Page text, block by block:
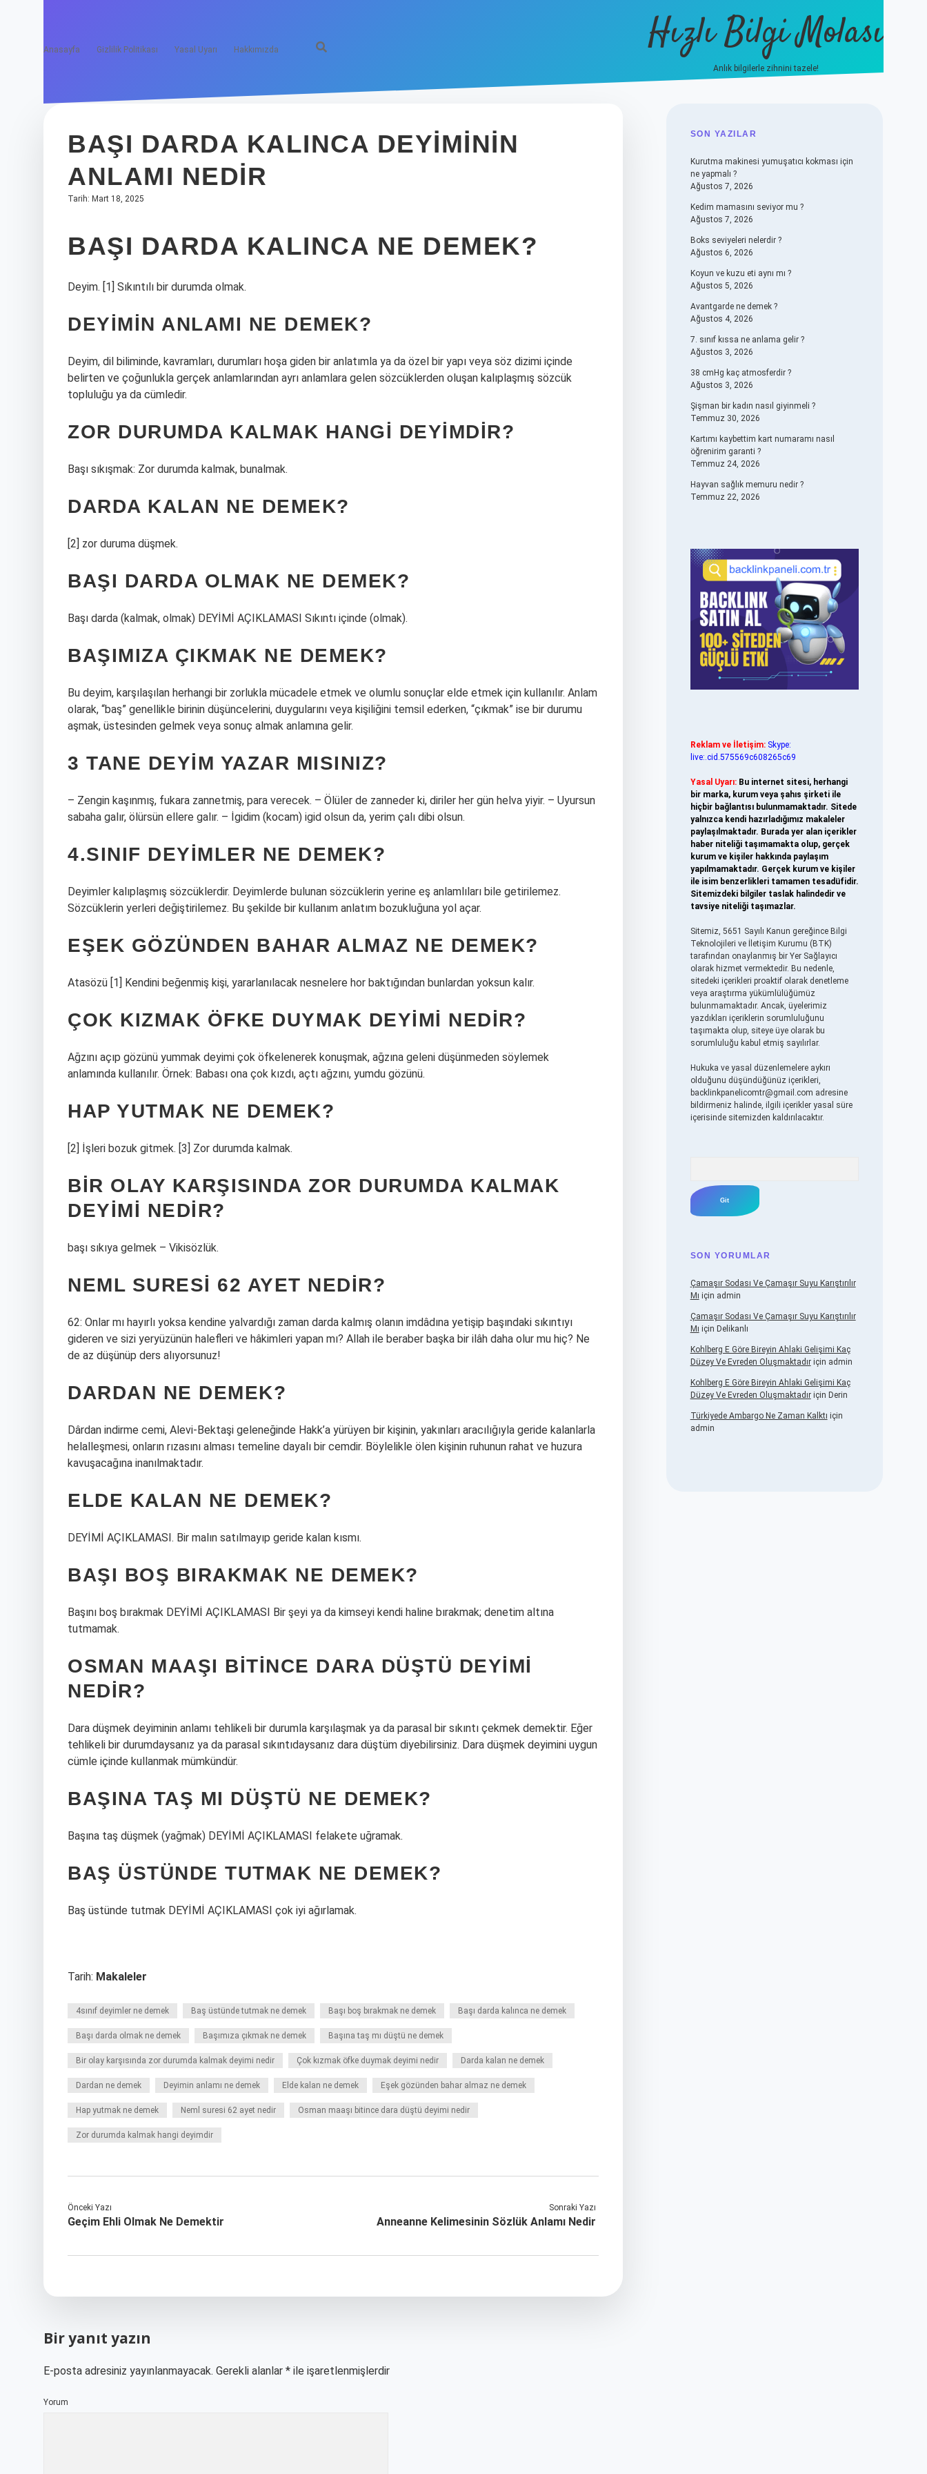
Anasayfa Gizlilik Politikası Yasal Uyarı Hakkımızda Hızlı Bilgi Molası
Anlık bilgilerle zihnini tazele!
BAŞI DARDA KALINCA DEYIMININ
ANLAMI NEDIR
Tarih: Mart 18, 2025
BAŞI DARDA KALINCA NE DEMEK?
Deyim. [1] Sıkıntılı bir durumda olmak.
DEYIMIN ANLAMI NE DEMEK?
Deyim, dil biliminde, kavramları, durumları hoşa giden bir anlatımla ya da özel bir yapı veya söz dizimi içinde
belirten ve çoğunlukla gerçek anlamlarından ayrı anlamlara gelen sözcüklerden oluşan kalıplaşmış sözcük
topluluğu ya da cümledir.
ZOR DURUMDA KALMAK HANGI DEYIMDIR?
Başı sıkışmak: Zor durumda kalmak, bunalmak.
DARDA KALAN NE DEMEK?
[2] zor duruma düşmek.
BAŞI DARDA OLMAK NE DEMEK?
Başı darda (kalmak, olmak) DEYİMİ AÇIKLAMASI Sıkıntı içinde (olmak).
BAŞIMIZA ÇIKMAK NE DEMEK?
Bu deyim, karşılaşılan herhangi bir zorlukla mücadele etmek ve olumlu sonuçlar elde etmek için kullanılır. Anlam
olarak, “baş” genellikle birinin düşüncelerini, duygularını veya kişiliğini temsil ederken, “çıkmak” ise bir durumu
aşmak, üstesinden gelmek veya sonuç almak anlamına gelir.
3 TANE DEYIM YAZAR MISINIZ?
– Zengin kaşınmış, fukara zannetmiş, para verecek. – Ölüler de zanneder ki, diriler her gün helva yiyir. – Uyursun
sabaha galır, ölürsün ellere galır. – İgidim (kocam) igid olsun da, yerim çalı dibi olsun.
4.SINIF DEYIMLER NE DEMEK?
Deyimler kalıplaşmış sözcüklerdir. Deyimlerde bulunan sözcüklerin yerine eş anlamlıları bile getirilemez.
Sözcüklerin yerleri değiştirilemez. Bu şekilde bir kullanım anlatım bozukluğuna yol açar.
EŞEK GÖZÜNDEN BAHAR ALMAZ NE DEMEK?
Atasözü [1] Kendini beğenmiş kişi, yararlanılacak nesnelere hor baktığından bunlardan yoksun kalır.
ÇOK KIZMAK ÖFKE DUYMAK DEYIMI NEDIR?
Ağzını açıp gözünü yummak deyimi çok öfkelenerek konuşmak, ağzına geleni düşünmeden söylemek
anlamında kullanılır. Örnek: Babası ona çok kızdı, açtı ağzını, yumdu gözünü.
HAP YUTMAK NE DEMEK?
[2] İşleri bozuk gitmek. [3] Zor durumda kalmak.
BIR OLAY KARŞISINDA ZOR DURUMDA KALMAK
DEYIMI NEDIR?
başı sıkıya gelmek – Vikisözlük.
NEML SURESI 62 AYET NEDIR?
62: Onlar mı hayırlı yoksa kendine yalvardığı zaman darda kalmış olanın imdâdına yetişip başındaki sıkıntıyı
gideren ve sizi yeryüzünün halefleri ve hâkimleri yapan mı? Allah ile beraber başka bir ilâh daha olur mu hiç? Ne
de az düşünüp ders alıyorsunuz!
DARDAN NE DEMEK?
Dârdan indirme cemi, Alevi-Bektaşi geleneğinde Hakk’a yürüyen bir kişinin, yakınları aracılığıyla geride kalanlarla
helalleşmesi, onların rızasını alması temeline dayalı bir cemdir. Böylelikle ölen kişinin ruhunun rahat ve huzura
kavuşacağına inanılmaktadır.
ELDE KALAN NE DEMEK?
DEYİMİ AÇIKLAMASI. Bir malın satılmayıp geride kalan kısmı.
BAŞI BOŞ BIRAKMAK NE DEMEK?
Başını boş bırakmak DEYİMİ AÇIKLAMASI Bir şeyi ya da kimseyi kendi haline bırakmak; denetim altına
tutmamak.
OSMAN MAAŞI BITINCE DARA DÜŞTÜ DEYIMI
NEDIR?
Dara düşmek deyiminin anlamı tehlikeli bir durumla karşılaşmak ya da parasal bir sıkıntı çekmek demektir. Eğer
tehlikeli bir durumdaysanız ya da parasal sıkıntıdaysanız dara düştüm diyebilirsiniz. Dara düşmek deyimini uygun
cümle içinde kullanmak mümkündür.
BAŞINA TAŞ MI DÜŞTÜ NE DEMEK?
Başına taş düşmek (yağmak) DEYİMİ AÇIKLAMASI felakete uğramak.
BAŞ ÜSTÜNDE TUTMAK NE DEMEK?
Baş üstünde tutmak DEYİMİ AÇIKLAMASI çok iyi ağırlamak.
Tarih: Makaleler
4sınıf deyimler ne demek Baş üstünde tutmak ne demek Başı boş bırakmak ne demek Başı darda kalınca ne demek
Başı darda olmak ne demek Başımıza çıkmak ne demek Başına taş mı düştü ne demek
Bir olay karşısında zor durumda kalmak deyimi nedir Çok kızmak öfke duymak deyimi nedir Darda kalan ne demek
Dardan ne demek Deyimin anlamı ne demek Elde kalan ne demek Eşek gözünden bahar almaz ne demek
Hap yutmak ne demek Neml suresi 62 ayet nedir Osman maaşı bitince dara düştü deyimi nedir
Zor durumda kalmak hangi deyimdir
Önceki Yazı
Geçim Ehli Olmak Ne Demektir
Sonraki Yazı
Anneanne Kelimesinin Sözlük Anlamı Nedir
Bir yanıt yazın
E-posta adresiniz yayınlanmayacak. Gerekli alanlar * ile işaretlenmişlerdir
Yorum
SIDEBAR
SON YAZILAR
Kurutma makinesi yumuşatıcı kokması için
ne yapmalı ?
Ağustos 7, 2026
Kedim mamasını seviyor mu ?
Ağustos 7, 2026
Boks seviyeleri nelerdir ?
Ağustos 6, 2026
Koyun ve kuzu eti aynı mı ?
Ağustos 5, 2026
Avantgarde ne demek ?
Ağustos 4, 2026
7. sınıf kıssa ne anlama gelir ?
Ağustos 3, 2026
38 cmHg kaç atmosferdir ?
Ağustos 3, 2026
Şişman bir kadın nasıl giyinmeli ?
Temmuz 30, 2026
Kartımı kaybettim kart numaramı nasıl
öğrenirim garanti ?
Temmuz 24, 2026
Hayvan sağlık memuru nedir ?
Temmuz 22, 2026
Reklam ve İletişim: Skype:
live:.cid.575569c608265c69
Yasal Uyarı: Bu internet sitesi, herhangi
bir marka, kurum veya şahıs şirketi ile
hiçbir bağlantısı bulunmamaktadır. Sitede
yalnızca kendi hazırladığımız makaleler
paylaşılmaktadır. Burada yer alan içerikler
haber niteliği taşımamakta olup, gerçek
kurum ve kişiler hakkında paylaşım
yapılmamaktadır. Gerçek kurum ve kişiler
ile isim benzerlikleri tamamen tesadüfidir.
Sitemizdeki bilgiler taslak halindedir ve
tavsiye niteliği taşımazlar.
Sitemiz, 5651 Sayılı Kanun gereğince Bilgi
Teknolojileri ve İletişim Kurumu (BTK)
tarafından onaylanmış bir Yer Sağlayıcı
olarak hizmet vermektedir. Bu nedenle,
sitedeki içerikleri proaktif olarak denetleme
veya araştırma yükümlülüğümüz
bulunmamaktadır. Ancak, üyelerimiz
yazdıkları içeriklerin sorumluluğunu
taşımakta olup, siteye üye olarak bu
sorumluluğu kabul etmiş sayılırlar.
Hukuka ve yasal düzenlemelere aykırı
olduğunu düşündüğünüz içerikleri,
backlinkpanelicomtr@gmail.com adresine
bildirmeniz halinde, ilgili içerikler yasal süre
içerisinde sitemizden kaldırılacaktır.
SON YORUMLAR
Çamaşır Sodası Ve Çamaşır Suyu Karıştırılır
Mı için admin
Çamaşır Sodası Ve Çamaşır Suyu Karıştırılır
Mı için Delikanlı
Kohlberg E Göre Bireyin Ahlaki Gelişimi Kaç
Düzey Ve Evreden Oluşmaktadıriçin admin
Kohlberg E Göre Bireyin Ahlaki Gelişimi Kaç
Düzey Ve Evreden Oluşmaktadıriçin Derin
Türkiyede Ambargo Ne Zaman Kalktı için
admin